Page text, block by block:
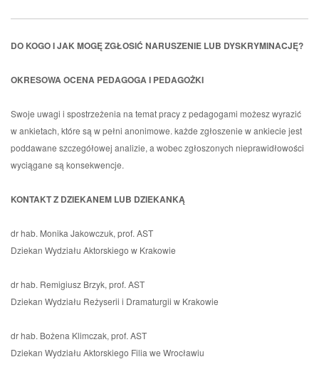
DO KOGO I JAK MOGĘ ZGŁOSIĆ NARUSZENIE LUB DYSKRYMINACJĘ?
OKRESOWA OCENA PEDAGOGA I PEDAGOŻKI
Swoje uwagi i spostrzeżenia na temat pracy z pedagogami możesz wyrazić
w ankietach, które są w pełni anonimowe. każde zgłoszenie w ankiecie jest
poddawane szczegółowej analizie, a wobec zgłoszonych nieprawidłowości
wyciągane są konsekwencje.
KONTAKT Z DZIEKANEM LUB DZIEKANKĄ
dr hab. Monika Jakowczuk, prof. AST
Dziekan Wydziału Aktorskiego w Krakowie
dr hab. Remigiusz Brzyk, prof. AST
Dziekan Wydziału Reżyserii i Dramaturgii w Krakowie
dr hab. Bożena Klimczak, prof. AST
Dziekan Wydziału Aktorskiego Filia we Wrocławiu